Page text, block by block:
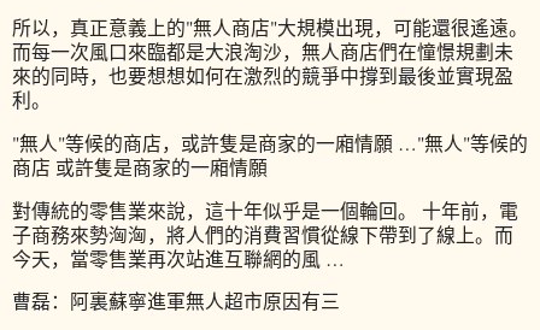
所以，真正意義上的"無人商店"大規模出現，可能還很遙遠。
而每一次風口來臨都是大浪淘沙，無人商店們在憧憬規劃未
來的同時，也要想想如何在激烈的競爭中撐到最後並實現盈
利。
"無人"等候的商店，或許隻是商家的一廂情願 …"無人"等候的
商店 或許隻是商家的一廂情願
對傳統的零售業來說，這十年似乎是一個輪回。 十年前，電
子商務來勢洶洶，將人們的消費習慣從線下帶到了線上。而
今天，當零售業再次站進互聯網的風 …
曹磊：阿裏蘇寧進軍無人超市原因有三